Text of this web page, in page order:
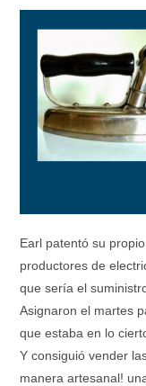
Earl patentó su
productores de
que sería el
Asignaron el martes
que estaba en lo
Y consiguió vender
manera artesanal!